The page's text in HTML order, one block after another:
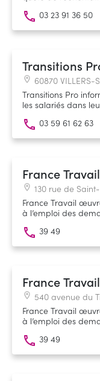
Proch'Info
les bons choix.
les offres de
évidemment les
03 23 91 36 50
Transitions
60870 VILLERS-
Transitions Pro
les salariés dans
de mobilité
financement de
03 59 61 62 63
France
130 rue de
France Travail
à l’emploi des
réponses
39 49
France
540 avenue du
France Travail
à l’emploi des
réponses
39 49